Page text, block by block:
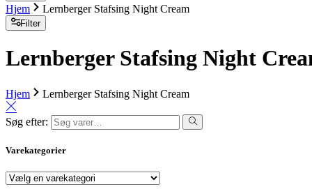
Hjem Lernberger Stafsing Night Cream
Filter
Lernberger Stafsing Night
Hjem Lernberger Stafsing Night Cream
Søg efter:
Varekategorier